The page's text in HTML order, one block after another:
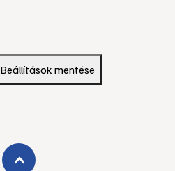
Beállítások mentése
›